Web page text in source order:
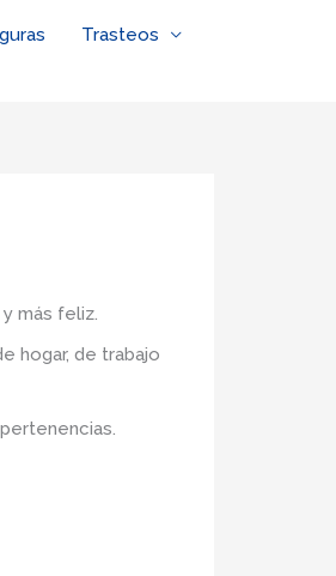
Trasteos
más feliz.
hogar, de trabajo